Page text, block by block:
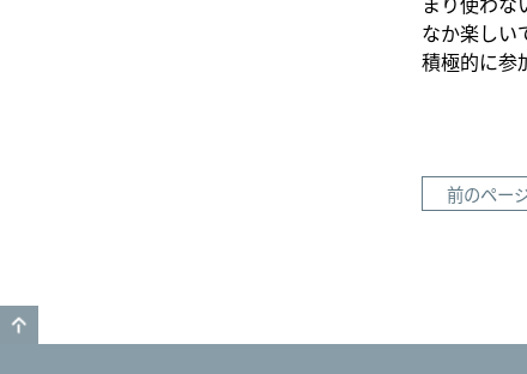
なか楽しい
積極的に参
前のペー